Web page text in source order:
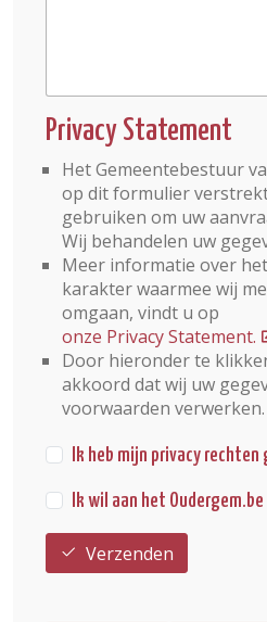
Privacy Statement
Het Gemeentebestuur
op dit formulier
gebruiken om uw
Wij behandelen uw
Meer informatie over
karakter waarmee wij
omgaan, vindt u op
onze Privacy Statement.
Door hieronder te
akkoord dat wij uw
voorwaarden verwerken.
Ik heb mijn privacy rechten
Ik wil aan het
Verzenden